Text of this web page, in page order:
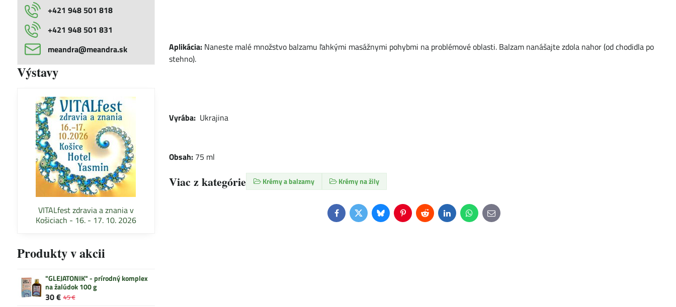
Aplikácia: Naneste malé množstvo balzamu ľahkými masážnymi pohybmi na problémové oblasti. Balzam nanášajte zdola nahor (od chodidla po
stehno).
Vyrába: Ukrajina
Obsah: 75 ml
Viac z kategórie Krémy a balzamy Krémy na žily
FacebookTwitterBlueskyPinterestRedditLinkedInWhatsApp
E-
mail
+421 948 501 818
+421 948 501 831
meandra​@meandra​.sk
Výstavy
VITALfest zdravia a znania v
Košiciach - 16. - 17. 10. 2026
Produkty v akcii
"GLEJATONIK" - prírodný komplex
na žalúdok 100 g
30 € 45 €